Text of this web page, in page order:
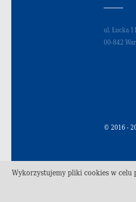
ul. Łucka 11
00-842
© 2016 -
Wykorzystujemy pliki cookies w celu